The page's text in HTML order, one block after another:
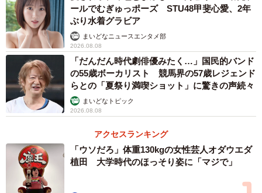
ールでむぎゅっポーズ STU48甲斐心愛、2年
ぶり水着グラビア
まいどなニュースエンタメ部
2026.08.08
「だんだん時代劇俳優みたく…」国民的バンド
の55歳ボーカリスト 競馬界の57歳レジェンド
らとの「夏祭り満喫ショット」に驚きの声続々
まいどなトピック
2026.08.08
アクセスランキング
「ウソだろ」体重130kgの女性芸人オダウエダ
植田 大学時代のほっそり姿に「マジで」